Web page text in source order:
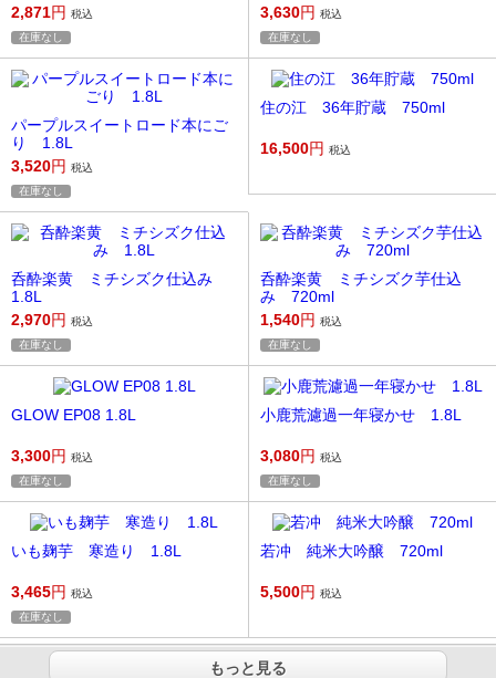
2,871円 税込
在庫なし
3,630円 税込
在庫なし
パープルスイートロード本にご
り 1.8L
3,520円 税込
在庫なし
住の江 36年貯蔵 750ml
16,500円 税込
呑酔楽黄 ミチシズク仕込み
1.8L
2,970円 税込
在庫なし
呑酔楽黄 ミチシズク芋仕込
み 720ml
1,540円 税込
在庫なし
GLOW EP08 1.8L
3,300円 税込
在庫なし
小鹿荒濾過一年寝かせ 1.8L
3,080円 税込
在庫なし
いも麹芋 寒造り 1.8L
3,465円 税込
在庫なし
若冲 純米大吟醸 720ml
5,500円 税込
もっと見る